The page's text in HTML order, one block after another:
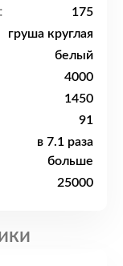
175
груша круглая
белый
4000
1450
91
в 7.1 раза
больше
25000